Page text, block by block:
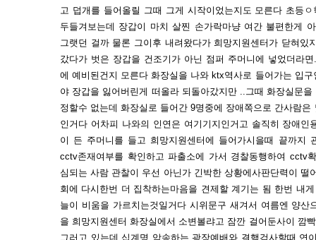
고 덥개를 들어올릴 그때 그게 시작이었는지도 모른다 초등
두들겨보는데 장갑이 마치 살찐 손가락마냥 여간 불편한게
그랫던 걸까 물론 그이후 내려왔다가 희망지원센터가 닫혀있
갔다가 벗은 장갑을 건조기가 아닌 점퍼 주머니에 넣었더라
에 예비된건지 모른다 화장실을 나와 ktx역사로 들어가는 입
야 장갑을 잃어버린게 떠올라 되돌아갔지만 ..그때 화장실문
정할수 없는데 화장실로 들어간 9명중에 장애쪽으로 간사람
인거다 어차피 나와의 인연은 여기기지인거고 솔직히 장애
이 든 주머니를 들고 희망지원센터에 들어가시을때 끝까지
cctv존재여부를 확인하고 파출소에 가서 경찰동행하여 cctv
심되는 사람 관찰이 우선 아닌가 긴박한 상황에사판단력이 떨
회에 다시한번 더 집착하는마음을 견제할 계기는 됨 한번 내
늘이 비움을 가르치는것일거다 시위문구 새겨서 여름엔 양
을 희망지원센터 화장실에서 소변볼랴고 잠깐 걸어둔사이 깜
그러고 있는데 십계명 암송하는 광장예배와 결핵검사할때 연